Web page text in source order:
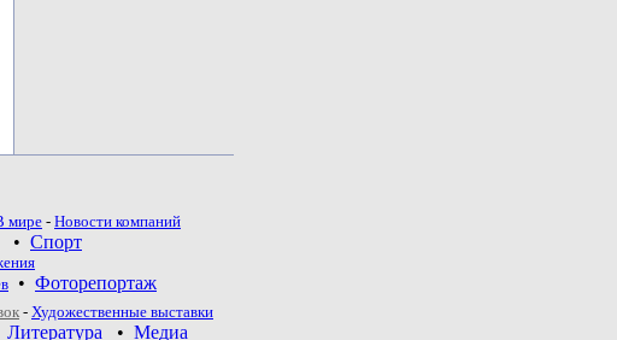
мире - Новости компаний
• Спорт
• Фоторепортаж
- Художественные выставки
Литература • Медиа